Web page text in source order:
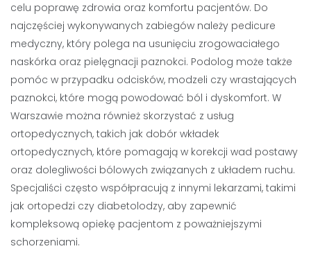
celu poprawę zdrowia oraz komfortu pacjentów. Do
najczęściej wykonywanych zabiegów należy pedicure
medyczny, który polega na usunięciu zrogowaciałego
naskórka oraz pielęgnacji paznokci. Podolog może także
pomóc w przypadku odcisków, modzeli czy wrastających
paznokci, które mogą powodować ból i dyskomfort. W
Warszawie można również skorzystać z usług
ortopedycznych, takich jak dobór wkładek
ortopedycznych, które pomagają w korekcji wad postawy
oraz dolegliwości bólowych związanych z układem ruchu.
Specjaliści często współpracują z innymi lekarzami, takimi
jak ortopedzi czy diabetolodzy, aby zapewnić
kompleksową opiekę pacjentom z poważniejszymi
schorzeniami.